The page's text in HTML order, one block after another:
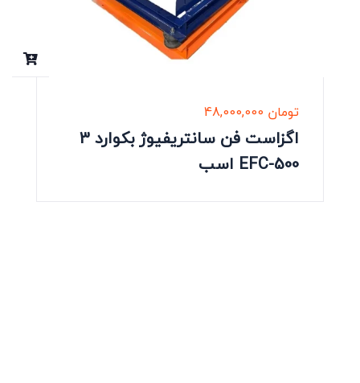
48,000,000 تومان
اگزاست فن سانتریفیوژ بکوارد 3
اسب EFC-500